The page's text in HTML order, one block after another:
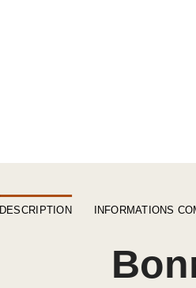
DESCRIPTION INFORMATIONS